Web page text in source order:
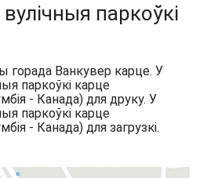
паркоўкі
горада Ванкувер карце. У
паркоўкі карце
- Канада) для друку. У
паркоўкі карце
- Канада) для загрузкі.